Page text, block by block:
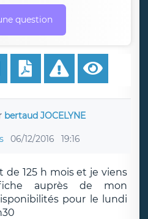
question
bertaud JOCELYNE
06/12/2016 19:16
de 125 h mois et je viens
auprès de mon
pour le lundi